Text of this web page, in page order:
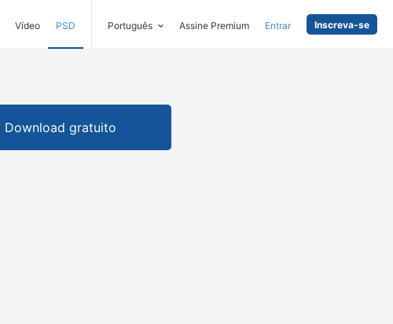
Vídeo PSD Português Assine Premium Entrar Inscreva-se
Download gratuito